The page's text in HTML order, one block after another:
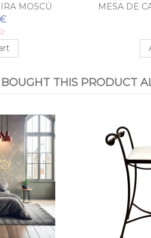
MOSCÚ
MESA DE
THIS PRODUCT